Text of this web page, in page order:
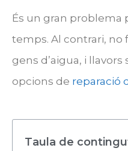
És un gran problema
temps. Al contrari, no
gens d’aigua, i
opcions de reparació
Taula de